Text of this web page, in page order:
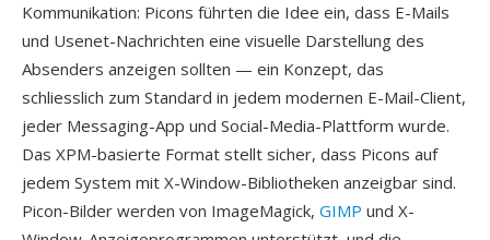
Kommunikation: Picons führten die Idee ein, dass E-Mails
und Usenet-Nachrichten eine visuelle Darstellung des
Absenders anzeigen sollten — ein Konzept, das
schliesslich zum Standard in jedem modernen E-Mail-Client,
jeder Messaging-App und Social-Media-Plattform wurde.
Das XPM-basierte Format stellt sicher, dass Picons auf
jedem System mit X-Window-Bibliotheken anzeigbar sind.
Picon-Bilder werden von ImageMagick, GIMP und X-